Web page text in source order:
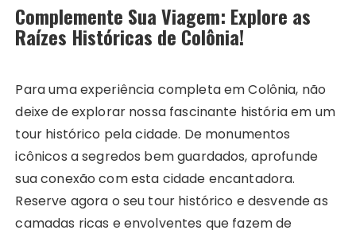
Complemente Sua Viagem: Explore as
Raízes Históricas de Colônia!
Para uma experiência completa em Colônia, não
deixe de explorar nossa fascinante história em um
tour histórico pela cidade. De monumentos
icônicos a segredos bem guardados, aprofunde
sua conexão com esta cidade encantadora.
Reserve agora o seu tour histórico e desvende as
camadas ricas e envolventes que fazem de